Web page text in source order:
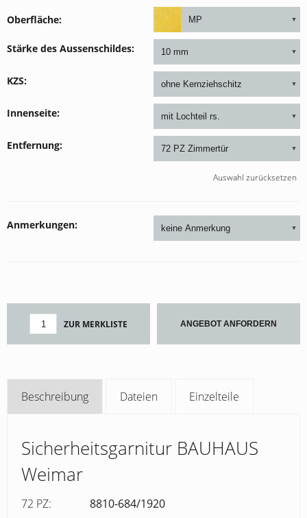
Oberfläche
Stärke des Aussenschildes
KZS
Innenseite
Entfernung
Auswahl zurücksetzen
Anmerkungen
ZUR MERKLISTE ANGEBOT ANFORDERN
Beschreibung Dateien Einzelteile
Sicherheitsgarnitur BAUHAUS
Weimar
72 PZ:
8810-684/1920